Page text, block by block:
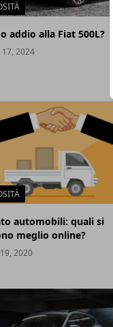
addio alla Fiat 500L?
2024
automobili: quali si
meglio online?
2020